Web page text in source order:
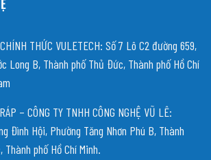
THỨC VULETECH: Số 7 Lô C2 đường 659,
Long B, Thành phố Thủ Đức, Thành phố Hồ Chí
– CÔNG TY TNHH CÔNG NGHỆ VŨ LÊ:
Đình Hội, Phường Tăng Nhơn Phú B, Thành
phố Hồ Chí Minh.